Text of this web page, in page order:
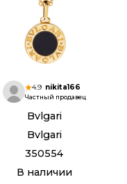
4.9 nikita166
Частный продавец
Bvlgari
Bvlgari
350554
В наличии